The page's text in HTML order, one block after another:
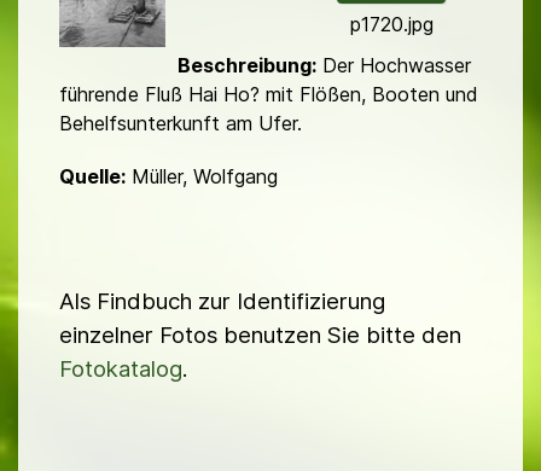
d
p1720.jpg
Beschreibung:Der Hochwasser
führende Fluß Hai Ho? mit Flößen, Booten und
Behelfsunterkunft am Ufer.
Quelle: Müller, Wolfgang
Als Findbuch zur Identifizierung
einzelner Fotos benutzen Sie bitte den
Fotokatalog.